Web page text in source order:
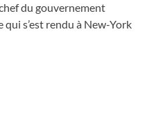
du gouvernement
s’est rendu à New-York